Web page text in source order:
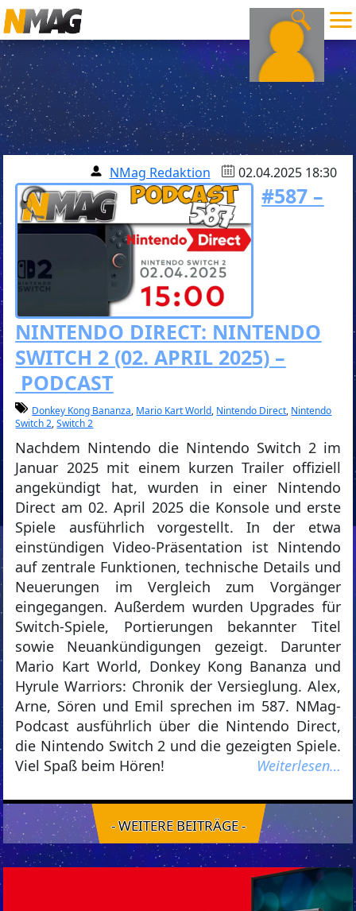
NMag Redaktion 02.04.2025 18:30
#587 –
NINTENDO DIRECT: NINTENDO
SWITCH 2 (02. APRIL 2025) –
PODCAST
Donkey Kong Bananza, Mario Kart World, Nintendo Direct, Nintendo
Switch 2,Switch 2
Nachdem Nintendo die Nintendo Switch 2 im
Januar 2025 mit einem kurzen Trailer offiziell
angekündigt hat, wurden in einer Nintendo
Direct am 02. April 2025 die Konsole und erste
Spiele ausführlich vorgestellt. In der etwa
einstündigen Video-Präsentation ist Nintendo
auf zentrale Funktionen, technische Details und
Neuerungen im Vergleich zum Vorgänger
eingegangen. Außerdem wurden Upgrades für
Switch-Spiele, Portierungen bekannter Titel
sowie Neuankündigungen gezeigt. Darunter
Mario Kart World, Donkey Kong Bananza und
Hyrule Warriors: Chronik der Versieglung. Alex,
Arne, Sören und Emil sprechen im 587. NMag-
Podcast ausführlich über die Nintendo Direct,
die Nintendo Switch 2 und die gezeigten Spiele.
Viel Spaß beim Hören!
Weiterlesen…
- WEITERE BEITRÄGE -